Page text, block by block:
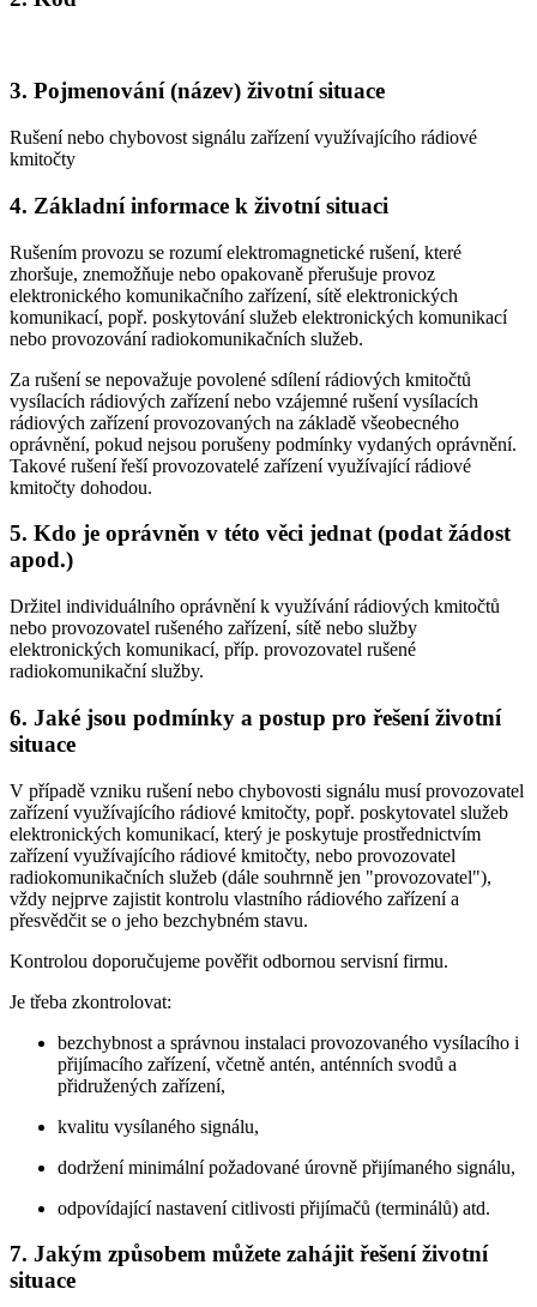
3. Pojmenování (název) životní situace
Rušení nebo chybovost signálu zařízení využívajícího rádiové
kmitočty
4. Základní informace k životní situaci
Rušením provozu se rozumí elektromagnetické rušení, které
zhoršuje, znemožňuje nebo opakovaně přerušuje provoz
elektronického komunikačního zařízení, sítě elektronických
komunikací, popř. poskytování služeb elektronických komunikací
nebo provozování radiokomunikačních služeb.
Za rušení se nepovažuje povolené sdílení rádiových kmitočtů
vysílacích rádiových zařízení nebo vzájemné rušení vysílacích
rádiových zařízení provozovaných na základě všeobecného
oprávnění, pokud nejsou porušeny podmínky vydaných oprávnění.
Takové rušení řeší provozovatelé zařízení využívající rádiové
kmitočty dohodou.
5. Kdo je oprávněn v této věci jednat (podat žádost
apod.)
Držitel individuálního oprávnění k využívání rádiových kmitočtů
nebo provozovatel rušeného zařízení, sítě nebo služby
elektronických komunikací, příp. provozovatel rušené
radiokomunikační služby.
6. Jaké jsou podmínky a postup pro řešení životní
situace
V případě vzniku rušení nebo chybovosti signálu musí provozovatel
zařízení využívajícího rádiové kmitočty, popř. poskytovatel služeb
elektronických komunikací, který je poskytuje prostřednictvím
zařízení využívajícího rádiové kmitočty, nebo provozovatel
radiokomunikačních služeb (dále souhrnně jen "provozovatel"),
vždy nejprve zajistit kontrolu vlastního rádiového zařízení a
přesvědčit se o jeho bezchybném stavu.
Kontrolou doporučujeme pověřit odbornou servisní firmu.
Je třeba zkontrolovat:
bezchybnost a správnou instalaci provozovaného vysílacího i
přijímacího zařízení, včetně antén, anténních svodů a
přidružených zařízení,
kvalitu vysílaného signálu,
dodržení minimální požadované úrovně přijímaného signálu,
odpovídající nastavení citlivosti přijímačů (terminálů) atd.
7. Jakým způsobem můžete zahájit řešení životní
situace